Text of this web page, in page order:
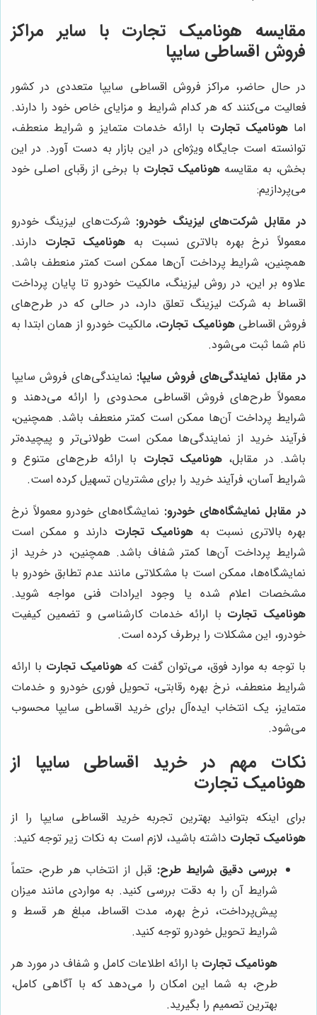
مقایسه هونامیک تجارت با سایر مراکز
فروش اقساطی سایپا
در حال حاضر، مراکز فروش اقساطی سایپا متعددی در کشور
فعالیت می‌کنند که هر کدام شرایط و مزایای خاص خود را دارند.
اماهونامیک تجارت با ارائه خدمات متمایز و شرایط منعطف،
توانسته است جایگاه ویژه‌ای در این بازار به دست آورد. در این
بخش، به مقایسه هونامیک تجارت با برخی از رقبای اصلی خود
می‌پردازیم:
در مقابل شرکت‌های لیزینگ خودرو: شرکت‌های لیزینگ خودرو
معمولاً نرخ بهره بالاتری نسبت به هونامیک تجارت دارند.
همچنین، شرایط پرداخت آن‌ها ممکن است کمتر منعطف باشد.
علاوه بر این، در روش لیزینگ، مالکیت خودرو تا پایان پرداخت
اقساط به شرکت لیزینگ تعلق دارد، در حالی که در طرح‌های
فروش اقساطیهونامیک تجارت، مالکیت خودرو از همان ابتدا به
نام شما ثبت می‌شود.
در مقابل نمایندگی‌های فروش سایپا: نمایندگی‌های فروش سایپا
معمولاً طرح‌های فروش اقساطی محدودی را ارائه می‌دهند و
شرایط پرداخت آن‌ها ممکن است کمتر منعطف باشد. همچنین،
فرآیند خرید از نمایندگی‌ها ممکن است طولانی‌تر و پیچیده‌تر
باشد. در مقابل، هونامیک تجارت با ارائه طرح‌های متنوع و
شرایط آسان، فرآیند خرید را برای مشتریان تسهیل کرده است.
در مقابل نمایشگاه‌های خودرو: نمایشگاه‌های خودرو معمولاً نرخ
بهره بالاتری نسبت به هونامیک تجارت دارند و ممکن است
شرایط پرداخت آن‌ها کمتر شفاف باشد. همچنین، در خرید از
نمایشگاه‌ها، ممکن است با مشکلاتی مانند عدم تطابق خودرو با
مشخصات اعلام شده یا وجود ایرادات فنی مواجه شوید.
هونامیک تجارت با ارائه خدمات کارشناسی و تضمین کیفیت
خودرو، این مشکلات را برطرف کرده است.
با توجه به موارد فوق، می‌توان گفت که هونامیک تجارت با ارائه
شرایط منعطف، نرخ بهره رقابتی، تحویل فوری خودرو و خدمات
متمایز، یک انتخاب ایده‌آل برای خرید اقساطی سایپا محسوب
می‌شود.
نکات مهم در خرید اقساطی سایپا از
هونامیک تجارت
برای اینکه بتوانید بهترین تجربه خرید اقساطی سایپا را از
هونامیک تجارت داشته باشید، لازم است به نکات زیر توجه کنید:
بررسی دقیق شرایط طرح: قبل از انتخاب هر طرح، حتماً
شرایط آن را به دقت بررسی کنید. به مواردی مانند میزان
پیش‌پرداخت، نرخ بهره، مدت اقساط، مبلغ هر قسط و
شرایط تحویل خودرو توجه کنید.
هونامیک تجارت با ارائه اطلاعات کامل و شفاف در مورد هر
طرح، به شما این امکان را می‌دهد که با آگاهی کامل،
بهترین تصمیم را بگیرید.